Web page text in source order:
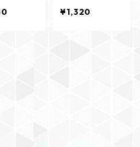
)しっと
クトケース(容
¥1,320